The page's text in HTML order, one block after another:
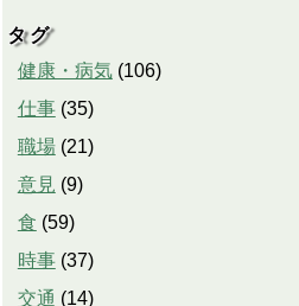
タグ
健康・病気 (106)
仕事 (35)
職場 (21)
意見 (9)
食 (59)
時事 (37)
交通 (14)